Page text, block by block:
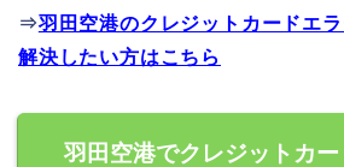
⇒羽田空港のクレジットカードエ
解決したい方はこちら
羽田空港でクレジットカ